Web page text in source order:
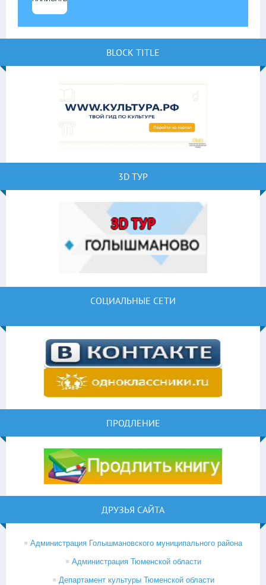
BLOCK TITLE
3D ТУР
СОЦИАЛЬНЫЕ СЕТИ
ПРОДЛЕНИЕ
ДРУЗЬЯ САЙТА
Администрация Голышмановского муниципального района
Администрация Тюменской области
Департамент культуры Тюменской области